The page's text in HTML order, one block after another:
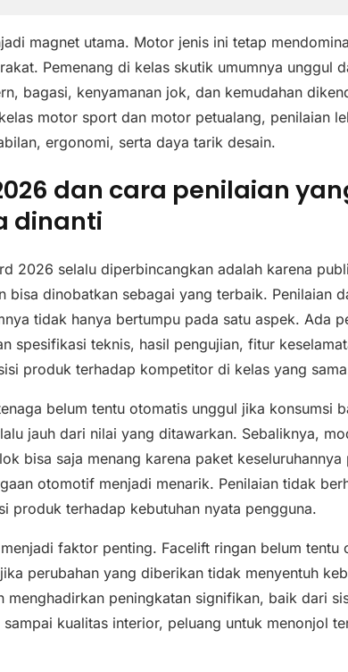
magnet utama. Motor jenis ini tetap
Pemenang di kelas skutik umumnya unggul
bagasi, kenyamanan jok, dan kemudahan
motor sport dan motor petualang, penilaian
ergonomi, serta daya tarik desain.
dan cara penilaian
dinanti
2026 selalu diperbincangkan adalah karena
bisa dinobatkan sebagai yang terbaik. Penilaian
tidak hanya bertumpu pada satu aspek. Ada
spesifikasi teknis, hasil pengujian, fitur
produk terhadap kompetitor di kelas yang
belum tentu otomatis unggul jika konsumsi
jauh dari nilai yang ditawarkan. Sebaliknya,
bisa saja menang karena paket keseluruhannya
otomotif menjadi menarik. Penilaian tidak
produk terhadap kebutuhan nyata pengguna.
faktor penting. Facelift ringan belum tentu
perubahan yang diberikan tidak menyentuh
menghadirkan peningkatan signifikan, baik dari
kualitas interior, peluang untuk menonjol